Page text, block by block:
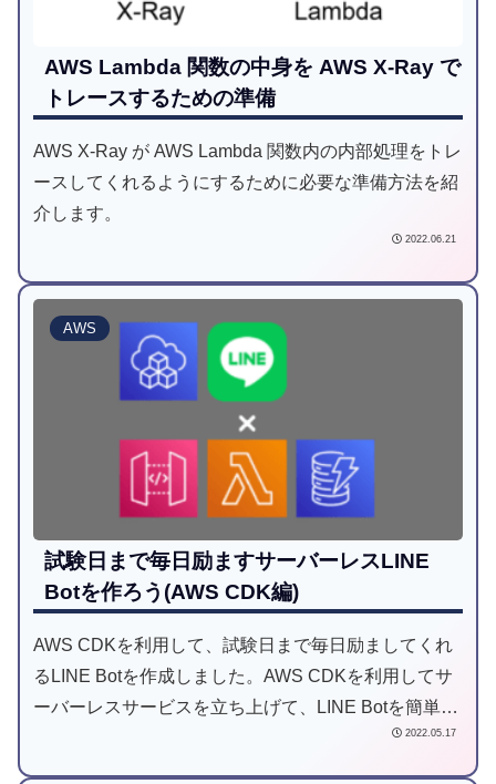
AWS Lambda 関数の中身を AWS X-Ray で
トレースするための準備
AWS X-Ray が AWS Lambda 関数内の内部処理をトレ
ースしてくれるようにするために必要な準備方法を紹
介します。
2022.06.21
AWS
試験日まで毎日励ますサーバーレスLINE
Botを作ろう(AWS CDK編)
AWS CDKを利用して、試験日まで毎日励ましてくれ
るLINE Botを作成しました。AWS CDKを利用してサ
ーバーレスサービスを立ち上げて、LINE Botを簡単に
実装することができます。マネジメントコンソール編
2022.05.17